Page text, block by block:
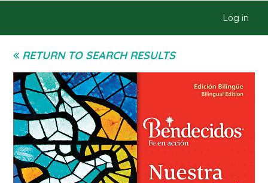
Log in
RETURN TO SEARCH RESULTS